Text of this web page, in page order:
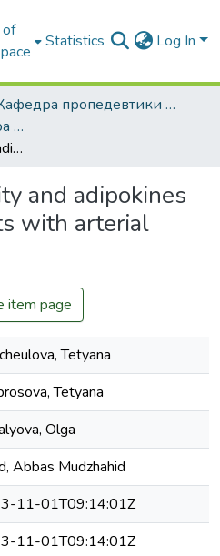
Statistics Log In
Кафедра пропедевтики внутрішньої медицини № 1, основ біоетики та біобезпеки
Наукові праці. Кафедра пропедевтики внутрішньої медицини № 1, основ біоетики та біобезпеки
Abdominal obesity and adipokines activity in patients with arterial hypertension
and adipokines
with arterial
item page
Tetyana
Tetyana
Olga
Abbas Mudzhahid
11-01T09:14:01Z
11-01T09:14:01Z